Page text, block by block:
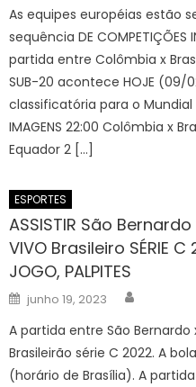
As equipes européias estão
sequência DE COMPETIÇÕES
partida entre Colômbia x Brasil
SUB-20 acontece HOJE (09/
classificatória para o
IMAGENS 22:00 Colômbia x
Equador 2 […]
ESPORTES
ASSISTIR São
VIVO Brasileiro SÉRIE
JOGO, PALPITES
Posted
on
junho 19, 2023
A partida entre São
Brasileirão série C 2022. A
(horário de Brasília). A